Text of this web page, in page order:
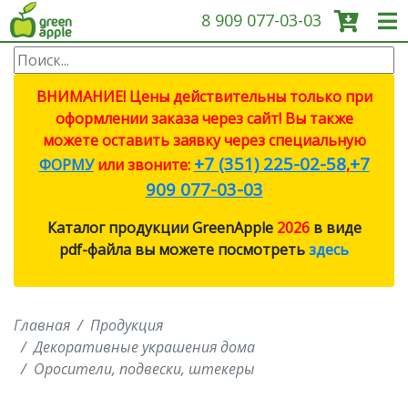
8 909 077-03-03
О КОМПАНИИ
ПРОДУКЦИЯ
САДОВЫЕ ИНСТРУМЕНТЫ
СИСТЕМЫ ПОЛИВА
СИСТЕМЫ ПОЛИВА ECO
СВЕТИЛЬНИКИ И ЛАМПЫ ДЛЯ
ВНИМАНИЕ! Цены действительны только при
оформлении заказа через сайт! Вы также
можете оставить заявку через специальную
ФОРМУили звоните: +7 (351) 225-02-58,+7
909 077-03-03
Каталог продукции GreenApple 2026в виде
pdf-файла вы можете посмотретьздесь
Главная
Продукция
Декоративные украшения дома
Оросители, подвески, штекеры